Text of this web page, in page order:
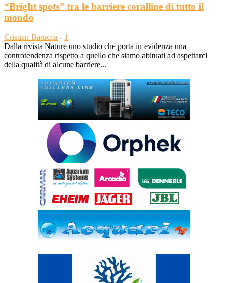
“Bright spots” tra le barriere coralline di tutto il
mondo
Cristian Barucca - 1
Dalla rivista Nature uno studio che porta in evidenza una
controtendenza rispetto a quello che siamo abituati ad aspettarci
della qualità di alcune barriere...